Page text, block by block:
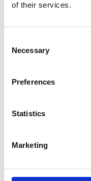
of their services.
Selection
Necessary
Preferences
Statistics
Marketing
Esattamente quel
caso che l’anno
abbia ospitato oltre
sviluppo
le condizioni di vita
commerce ha
Come abbiamo
anni questo